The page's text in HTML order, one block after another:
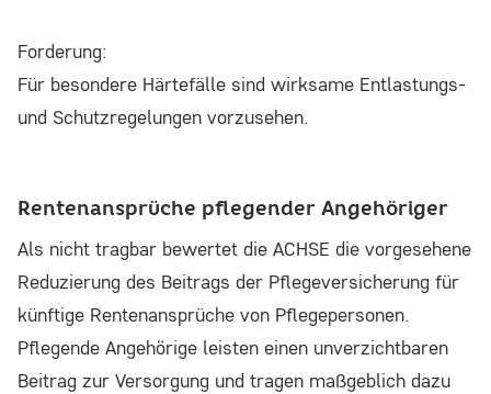
Forderung:
Für besondere Härtefälle sind wirksame Entlastungs-
und Schutzregelungen vorzusehen.
Rentenansprüche pflegender Angehöriger
Als nicht tragbar bewertet die ACHSE die vorgesehene
Reduzierung des Beitrags der Pflegeversicherung für
künftige Rentenansprüche von Pflegepersonen.
Pflegende Angehörige leisten einen unverzichtbaren
Beitrag zur Versorgung und tragen maßgeblich dazu